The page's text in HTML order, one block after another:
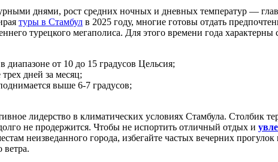
днями, рост средних ночных и дневных температур —
туры в Стамбул в 2025 году, многие готовы отдать
турецкого мегаполиса. Для этого времени года
диапазоне от 10 до 15 градусов Цельсия;
дней за месяц;
выше 6-7 градусов;
лидерство в климатических условиях Стамбула. Столбик
не продержится. Чтобы не испортить отличный отдых и
неизведанного города, избегайте частых вечерних прогулок
ветра.